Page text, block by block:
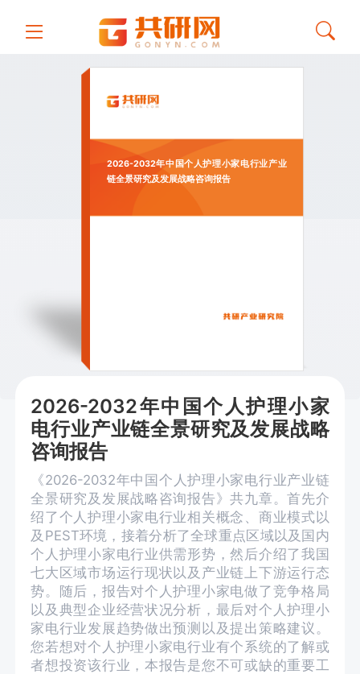
2026-2032年中国个人护理小家电行业产业
链全景研究及发展战略咨询报告
2026-2032年中国个人护理小家
电行业产业链全景研究及发展战略
咨询报告
《2026-2032年中国个人护理小家电行业产业链
全景研究及发展战略咨询报告》共九章。首先介
绍了个人护理小家电行业相关概念、商业模式以
及PEST环境，接着分析了全球重点区域以及国内
个人护理小家电行业供需形势，然后介绍了我国
七大区域市场运行现状以及产业链上下游运行态
势。随后，报告对个人护理小家电做了竞争格局
以及典型企业经营状况分析，最后对个人护理小
家电行业发展趋势做出预测以及提出策略建议。
您若想对个人护理小家电行业有个系统的了解或
者想投资该行业，本报告是您不可或缺的重要工